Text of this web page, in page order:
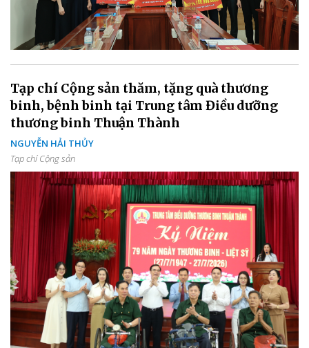
Tạp chí Cộng sản thăm, tặng quà thương
binh, bệnh binh tại Trung tâm Điều dưỡng
thương binh Thuận Thành
NGUYỄN HẢI THỦY
Tạp chí Cộng sản